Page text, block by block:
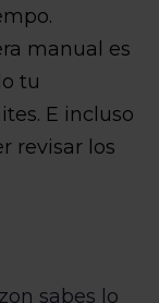
manual es
tu
E incluso
revisar los
sabes lo